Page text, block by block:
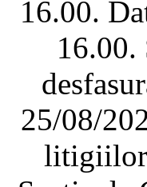
16.00.
16.00.
25/08/
litigiilor